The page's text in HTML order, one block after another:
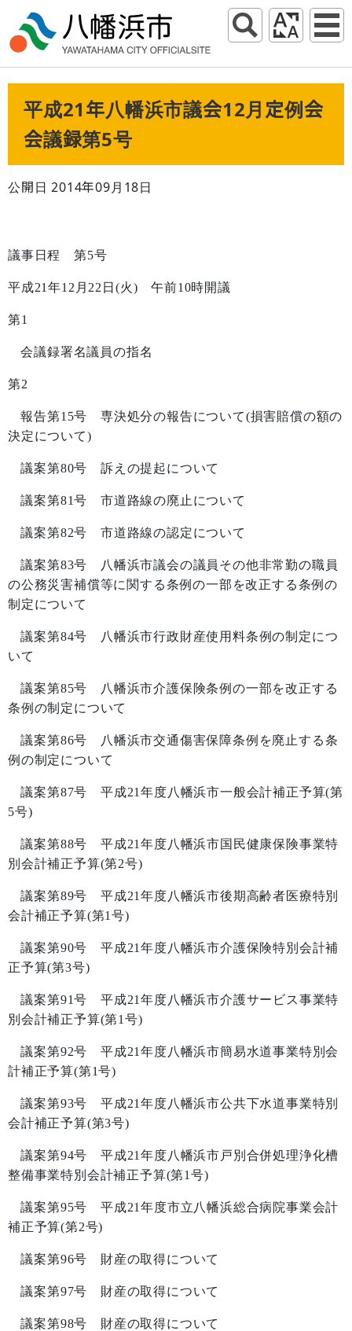
平成21年八幡浜市議会12月定例会
会議録第5号
公開日 2014年09月18日
議事日程 第5号
平成21年12 月 22 日 (火) 午前10時開議
第1
会議録署名議員の指名
第2
報告第15号 専決処分の報告について(損害賠償の額の
決定について)
議案第80号 訴えの提起について
議案第81号 市道路線の廃止について
議案第82号 市道路線の認定について
議案第83号 八幡浜市議会の議員その他非常勤の職員
の公務災害補償等に関する条例の一部を改正する条例の
制定について
議案第84号 八幡浜市行政財産使用料条例の制定につ
いて
議案第85号 八幡浜市介護保険条例の一部を改正する
条例の制定について
議案第86号 八幡浜市交通傷害保障条例を廃止する条
例の制定について
議案第87号 平成21年度八幡浜市一般会計補正予算(第
5号)
議案第88号 平成21年度八幡浜市国民健康保険事業特
別会計補正予算(第2号)
議案第89号 平成21年度八幡浜市後期高齢者医療特別
会計補正予算(第1号)
議案第90号 平成21年度八幡浜市介護保険特別会計補
正予算(第3号)
議案第91号 平成21年度八幡浜市介護サービス事業特
別会計補正予算(第1号)
議案第92号 平成21年度八幡浜市簡易水道事業特別会
計補正予算(第1号)
議案第93号 平成21年度八幡浜市公共下水道事業特別
会計補正予算(第3号)
議案第94号 平成21年度八幡浜市戸別合併処理浄化槽
整備事業特別会計補正予算(第1号)
議案第95号 平成21年度市立八幡浜総合病院事業会計
補正予算(第2号)
議案第96号 財産の取得について
議案第97号 財産の取得について
議案第98号 財産の取得について